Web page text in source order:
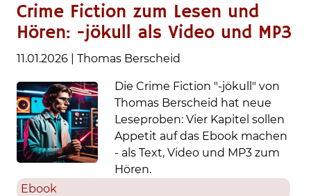
Crime Fiction zum Lesen und
Hören: -jökull als Video und MP3
11.01.2026 Thomas Berscheid
Die Crime Fiction "-jökull" von
Thomas Berscheid hat neue
Leseproben: Vier Kapitel sollen
Appetit auf das Ebook machen
- als Text, Video und MP3 zum
Hören.
Ebook